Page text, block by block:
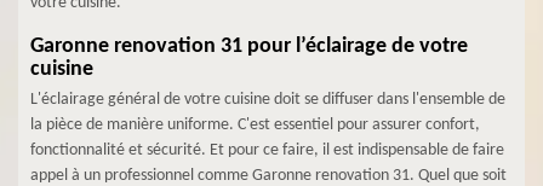
Garonne renovation 31 pour l’éclairage de votre
cuisine
L'éclairage général de votre cuisine doit se diffuser dans l'ensemble de
la pièce de manière uniforme. C'est essentiel pour assurer confort,
fonctionnalité et sécurité. Et pour ce faire, il est indispensable de faire
appel à un professionnel comme Garonne renovation 31. Quel que soit